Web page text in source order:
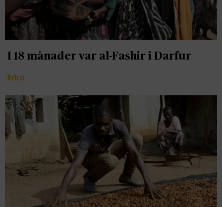
I 18 månader var al-Fashir i Darfur
Intro